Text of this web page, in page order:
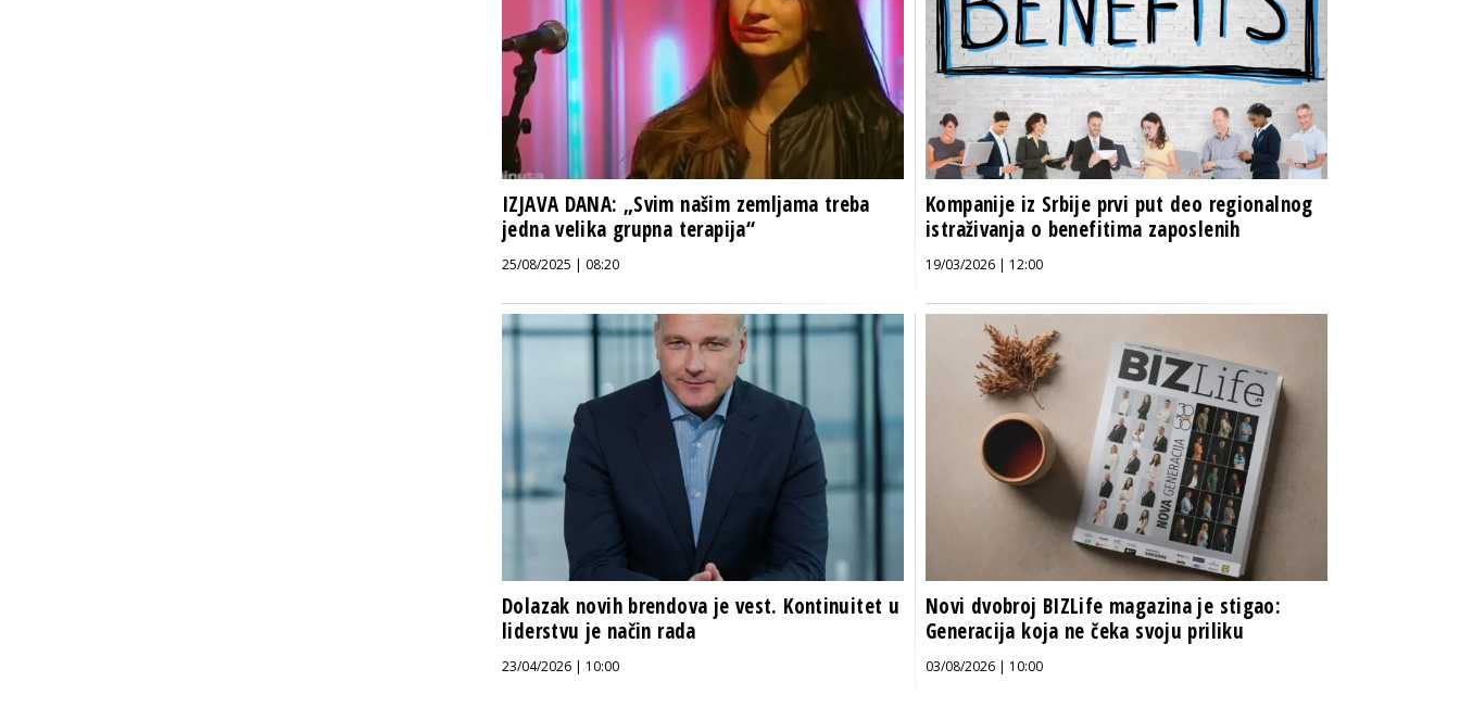
IZJAVA DANA: „Svim našim zemljama treba
jedna velika grupna terapija“
25/08/2025 | 08:20
Kompanije iz Srbije prvi put deo regionalnog
istraživanja o benefitima zaposlenih
19/03/2026 | 12:00
Dolazak novih brendova je vest. Kontinuitet u
liderstvu je način rada
23/04/2026 | 10:00
Novi dvobroj BIZLife magazina je stigao:
Generacija koja ne čeka svoju priliku
03/08/2026 | 10:00